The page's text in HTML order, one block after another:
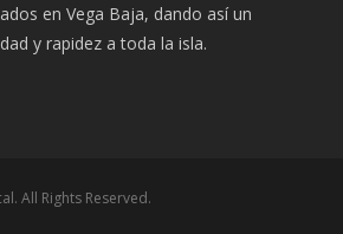
en Vega Baja, dando así un
y rapidez a toda la isla.
All Rights Reserved.